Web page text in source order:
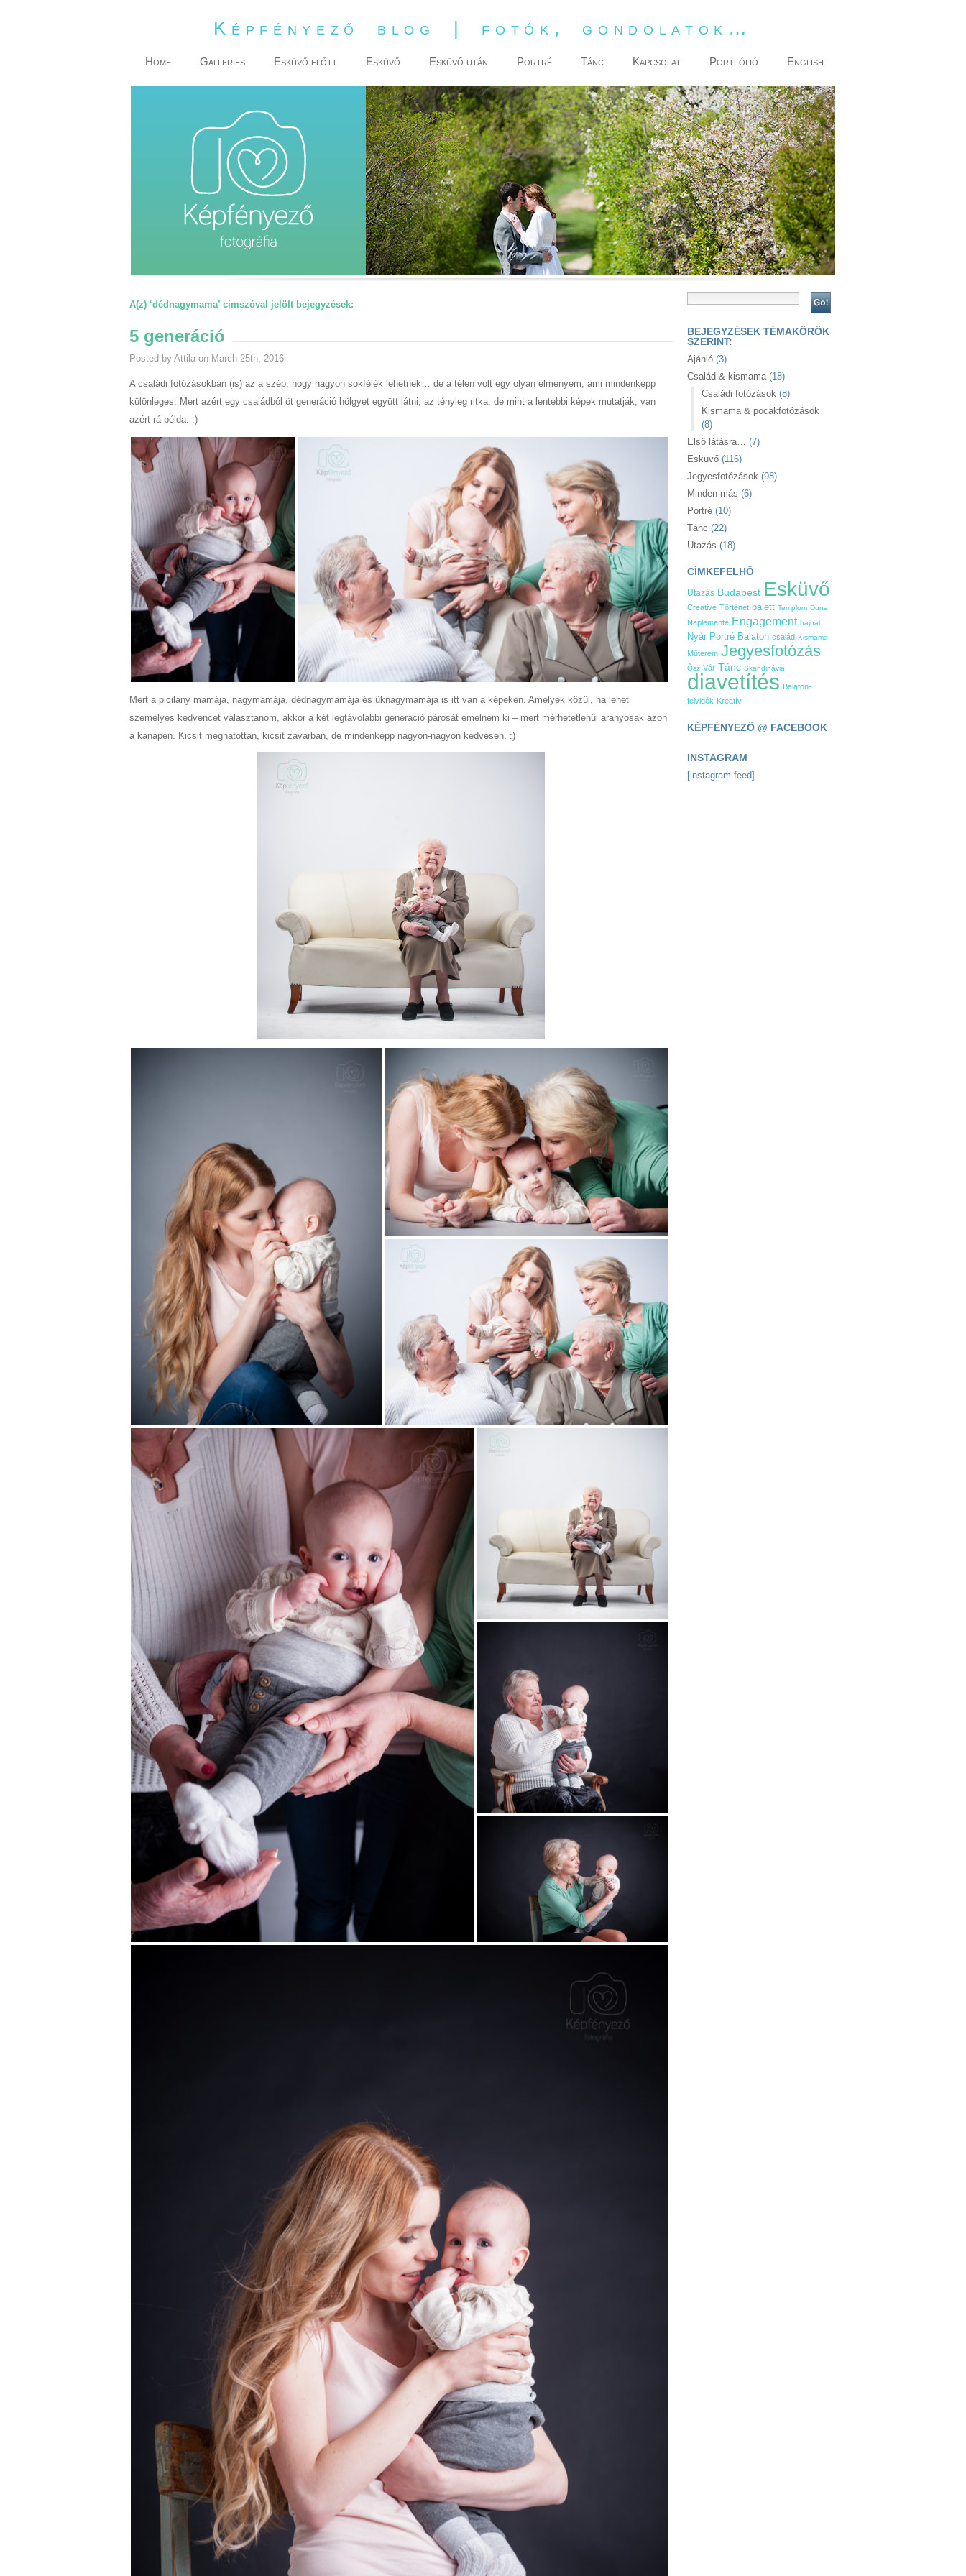
Képfényező blog | fotók, gondolatok…
Home Galleries Esküvő előtt Esküvő Esküvő után Portré Tánc Kapcsolat Portfólió English
A(z) ‘dédnagymama’ címszóval jelölt bejegyzések:
5 generáció
Posted by Attila on March 25th, 2016
A családi fotózásokban (is) az a szép, hogy nagyon sokfélék lehetnek… de a télen volt egy olyan élményem, ami mindenképp
különleges. Mert azért egy családból öt generáció hölgyet együtt látni, az tényleg ritka; de mint a lentebbi képek mutatják, van
azért rá példa. :)
Mert a picilány mamája, nagymamája, dédnagymamája és üknagymamája is itt van a képeken. Amelyek közül, ha lehet
személyes kedvencet választanom, akkor a két legtávolabbi generáció párosát emelném ki – mert mérhetetlenül aranyosak azon
a kanapén. Kicsit meghatottan, kicsit zavarban, de mindenképp nagyon-nagyon kedvesen. :)
BEJEGYZÉSEK TÉMAKÖRÖK
SZERINT:
Ajánló (3)
Család & kismama(18)
Családi fotózások (8)
Kismama & pocakfotózások
(8)
Első látásra… (7)
Esküvő (116)
Jegyesfotózások (98)
Minden más (6)
Portré (10)
Tánc (22)
Utazás (18)
CÍMKEFELHŐ
Utazás Budapest Esküvő
Creative Történet balett Templom Duna
Naplemente Engagement hajnal
Nyár Portré Balaton család Kismama
Műterem Jegyesfotózás
Ősz Vár Tánc Skandinávia
diavetítés Balaton-
felvidék Kreatív
KÉPFÉNYEZŐ @ FACEBOOK
INSTAGRAM
[instagram-feed]